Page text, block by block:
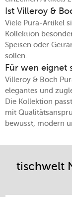
Ist Villeroy &
Viele Pura-Artikel
Kollektion
Speisen oder
sollen.
Für wen eignet
Villeroy & Boch
elegantes und
Die Kollektion
mit
bewusst, modern
tischwelt